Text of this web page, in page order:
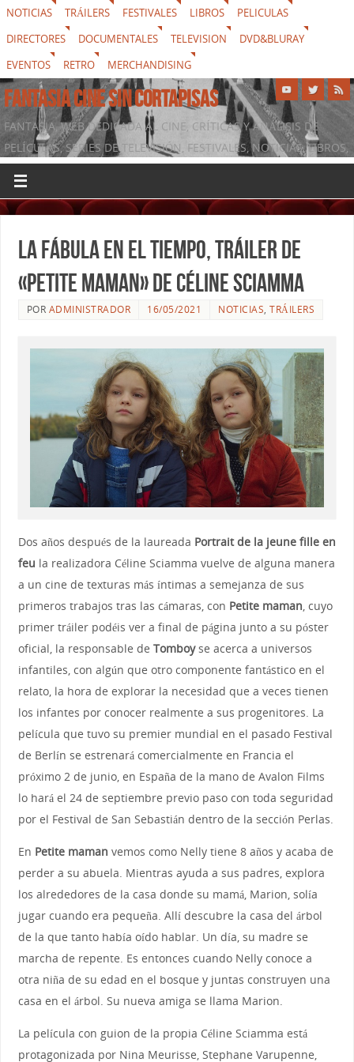
NOTICIAS TRÁILERS FESTIVALES LIBROS
PELICULAS
DIRECTORES
DOCUMENTALES TELEVISION
DVD&BLURAY
EVENTOS
RETRO MERCHANDISING
FANTASIA CINE SIN CORTAPISAS
FANTASIA, WEB DEDICADA AL CINE, CRÍTICAS Y ANÁLISIS DE
PELÍCULAS, SERIES DE TELEVISIÓN, FESTIVALES, NOTICIAS, LIBROS,
DVD & BLURAY, MERCHANDISING Y TODO LO QUE RODEA AL
SÉPTIMO ARTE
La fábula en el tiempo, tráiler de
«Petite maman» de Céline Sciamma
POR ADMINISTRADOR 16/05/2021 NOTICIAS,TRÁILERS
Dos años después de la laureada Portrait de la jeune fille en
feu la realizadora Céline Sciamma vuelve de alguna manera
a un cine de texturas más íntimas a semejanza de sus
primeros trabajos tras las cámaras, con Petite maman , cuyo
primer tráiler podéis ver a final de página junto a su póster
oficial, la responsable de Tomboyse acerca a universos
infantiles, con algún que otro componente fantástico en el
relato, la hora de explorar la necesidad que a veces tienen
los infantes por conocer realmente a sus progenitores. La
película que tuvo su premier mundial en el pasado Festival
de Berlín se estrenará comercialmente en Francia el
próximo 2 de junio, en España de la mano de Avalon Films
lo hará el 24 de septiembre previo paso con toda seguridad
por el Festival de San Sebastián dentro de la sección Perlas.
En Petite maman vemos como Nelly tiene 8 años y acaba de
perder a su abuela. Mientras ayuda a sus padres, explora
los alrededores de la casa donde su mamá, Marion, solía
jugar cuando era pequeña. Allí descubre la casa del árbol
de la que tanto había oído hablar. Un día, su madre se
marcha de repente. Es entonces cuando Nelly conoce a
otra niña de su edad en el bosque y juntas construyen una
casa en el árbol. Su nueva amiga se llama Marion.
La película con guion de la propia Céline Sciamma está
protagonizada por Nina Meurisse, Stephane Varupenne,